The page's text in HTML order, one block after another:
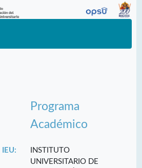
Programa
Académico
IEU:
INSTITUTO
UNIVERSITARIO DE